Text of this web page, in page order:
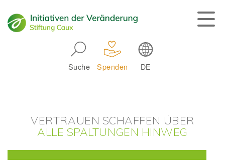
Suche Spenden DE
VERTRAUEN SCHAFFEN ÜBER
ALLE SPALTUNGEN HINWEG